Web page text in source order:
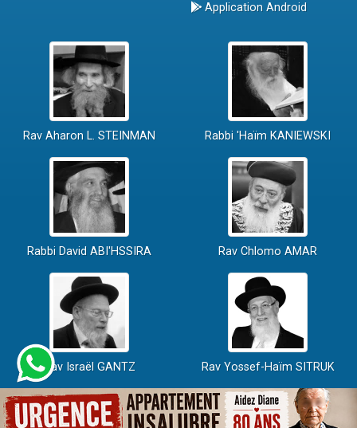
Application Android
Rav Aharon L. STEINMAN Rabbi 'Haïm KANIEWSKI
Rabbi David ABI'HSSIRA Rav Chlomo AMAR
Rav Israël GANTZ Rav Yossef-Haïm SITRUK